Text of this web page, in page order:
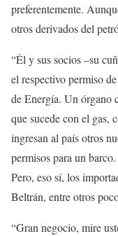
preferentemente.
otros derivados del
“Él y sus socios –su
el respectivo permiso
de Energía. Un órgano
que sucede con el gas,
ingresan al país otros
permisos para un
Pero, eso sí, los
Beltrán, entre otros
“Gran negocio, mire